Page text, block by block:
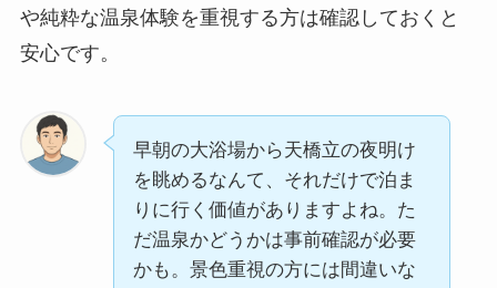
や純粋な温泉体験を重視する方は確認しておくと
安心です。
早朝の大浴場から天橋立の夜明け
を眺めるなんて、それだけで泊ま
りに行く価値がありますよね。た
だ温泉かどうかは事前確認が必要
かも。景色重視の方には間違いな